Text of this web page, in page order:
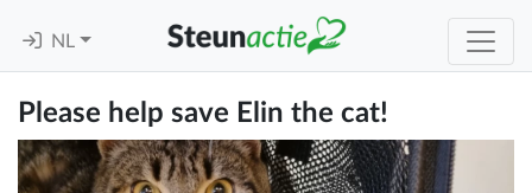
NL
Please help save Elin the cat!